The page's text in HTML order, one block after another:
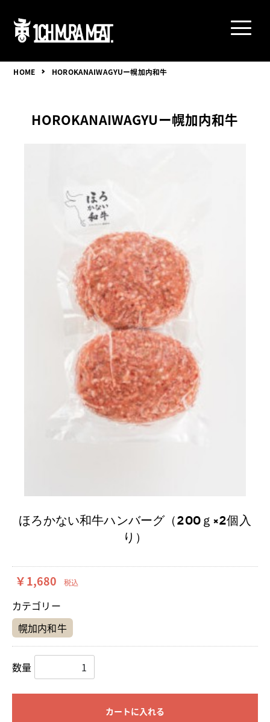
HOME HOROKANAIWAGYUー幌加内和牛
HOROKANAIWAGYUー幌加内和牛
ほろかない和牛ハンバーグ（200ｇ×2個入
り）
￥1,680 税込
カテゴリー
幌加内和牛
数量
カートに入れる